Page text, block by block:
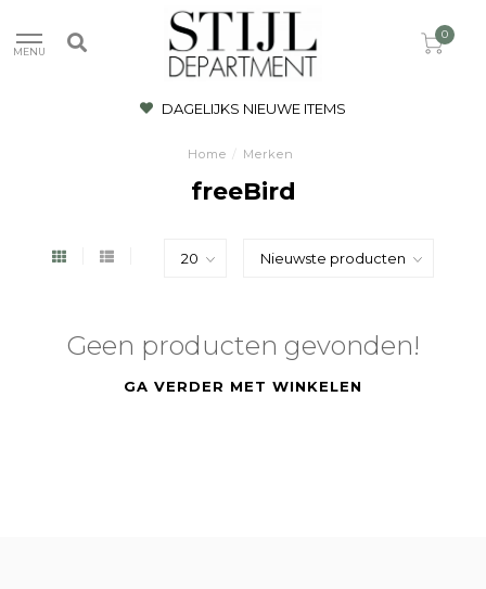
MENU
0
DAGELIJKS NIEUWE ITEMS
Home / Merken
freeBird
Geen producten gevonden!
GA VERDER MET WINKELEN